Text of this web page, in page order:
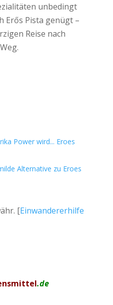
unbedingt
Erős Pista genügt –
Reise nach
Power wird... Eroes
Alternative zu Eroes
[Einwandererhilfe
.de